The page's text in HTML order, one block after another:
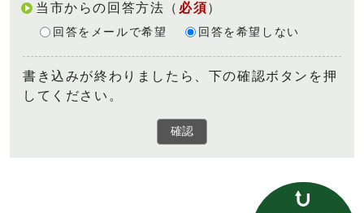
当市からの回答方法 （ 必須）
回答をメールで希望 回答を希望しない
書き込みが終わりましたら、下の確認ボタンを押
してください。
確認